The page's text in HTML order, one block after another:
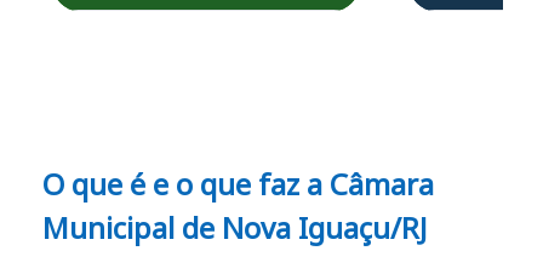
O que é e o que faz a Câmara
Municipal de Nova Iguaçu/RJ